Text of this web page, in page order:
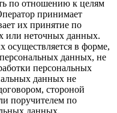
по отношению к целям
принимает
их принятие по
или неточных данных.
осуществляется в форме,
данных, не
персональных
данных не
стороной
поручителем по